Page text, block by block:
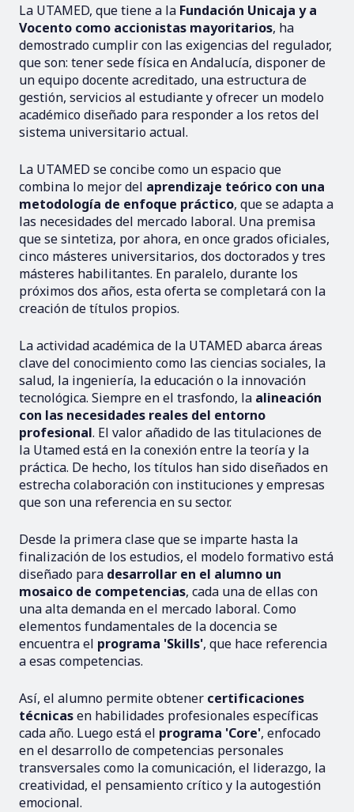
La UTAMED, que tiene a la Fundación Unicaja y a
Vocento como accionistas mayoritarios, ha
demostrado cumplir con las exigencias del regulador,
que son: tener sede física en Andalucía, disponer de
un equipo docente acreditado, una estructura de
gestión, servicios al estudiante y ofrecer un modelo
académico diseñado para responder a los retos del
sistema universitario actual.
La UTAMED se concibe como un espacio que
combina lo mejor del aprendizaje teórico con una
metodología de enfoque práctico, que se adapta a
las necesidades del mercado laboral. Una premisa
que se sintetiza, por ahora, en once grados oficiales,
cinco másteres universitarios, dos doctorados y tres
másteres habilitantes. En paralelo, durante los
próximos dos años, esta oferta se completará con la
creación de títulos propios.
La actividad académica de la UTAMED abarca áreas
clave del conocimiento como las ciencias sociales, la
salud, la ingeniería, la educación o la innovación
tecnológica. Siempre en el trasfondo, la alineación
con las necesidades reales del entorno
profesional. El valor añadido de las titulaciones de
la Utamed está en la conexión entre la teoría y la
práctica. De hecho, los títulos han sido diseñados en
estrecha colaboración con instituciones y empresas
que son una referencia en su sector.
Desde la primera clase que se imparte hasta la
finalización de los estudios, el modelo formativo está
diseñado para desarrollar en el alumno un
mosaico de competencias, cada una de ellas con
una alta demanda en el mercado laboral. Como
elementos fundamentales de la docencia se
encuentra el programa 'Skills', que hace referencia
a esas competencias.
Así, el alumno permite obtener certificaciones
técnicasen habilidades profesionales específicas
cada año. Luego está el programa 'Core', enfocado
en el desarrollo de competencias personales
transversales como la comunicación, el liderazgo, la
creatividad, el pensamiento crítico y la autogestión
emocional.